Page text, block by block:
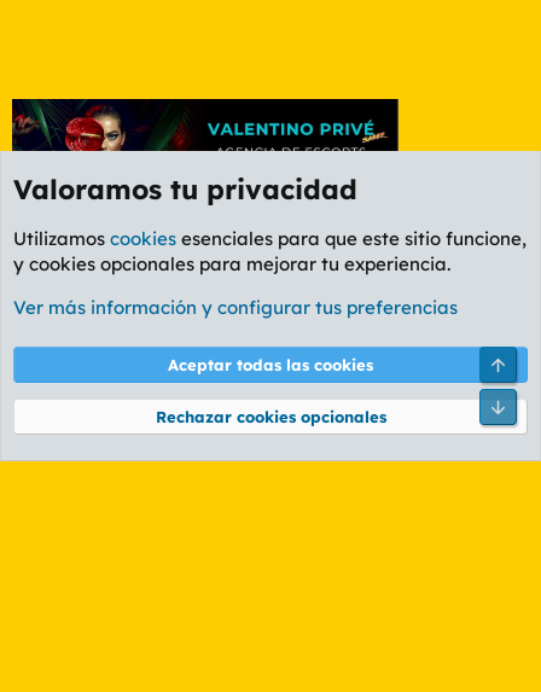
Etiquetas
Cookies
PL OLDSTYLE AMARILLO
Términos y reglas Política de privacidad Ayuda
Community platform by XenForo® © 2010-2026 XenForo Ltd.
Valoramos tu privacidad
Utilizamos cookies esenciales para que este sitio funcione,
y cookies opcionales para mejorar tu experiencia.
Ver más información y configurar tus preferencias
Aceptar todas las cookies
Rechazar cookies opcionales
Pie